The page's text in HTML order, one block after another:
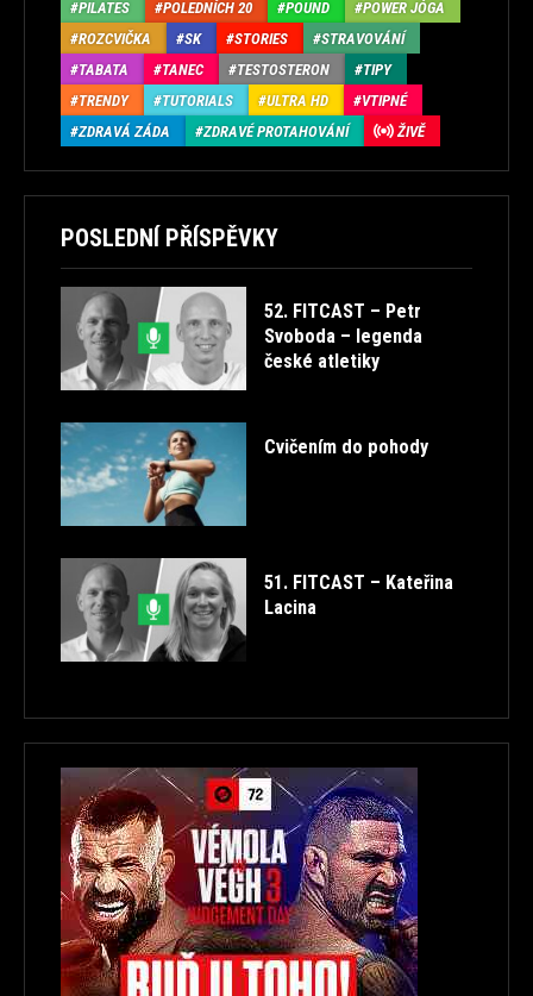
PILATES POLEDNÍCH 20 POUND
POWER JÓGA
ROZCVIČKA
SK STORIES
STRAVOVÁNÍ
TABATA
TANEC TESTOSTERON
TIPY
TRENDY
TUTORIALS ULTRA HD
VTIPNÉ
ZDRAVÁ ZÁDA
ZDRAVÉ PROTAHOVÁNÍ ŽIVĚ
POSLEDNÍ PŘÍSPĚVKY
52. FITCAST – Petr
Svoboda – legenda
české atletiky
Cvičením do pohody
51. FITCAST – Kateřina
Lacina